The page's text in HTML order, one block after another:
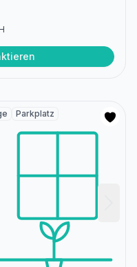
Parkplatz